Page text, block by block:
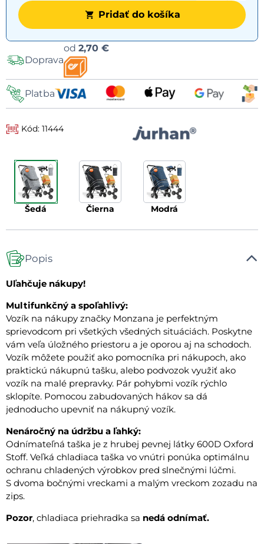
Pridať do košíka
Doprava
od 2,70 €
Platba
Kód: 11444
šedá čierna modrá
Popis
Uľahčuje nákupy!
Multifunkčný a spoľahlivý:
Vozík na nákupy značky Monzana je perfektným
sprievodcom pri všetkých všedných situáciách. Poskytne
vám veľa úložného priestoru a je oporou aj na schodoch.
Vozík môžete použiť ako pomocníka pri nákupoch, ako
praktickú nákupnú tašku, alebo podvozok využiť ako
vozík na malé prepravky. Pár pohybmi vozík rýchlo
sklopíte. Pomocou zabudovaných hákov sa dá
jednoducho upevniť na nákupný vozík.
Nenáročný na údržbu a ľahký:
Odnímateľná taška je z hrubej pevnej látky 600D Oxford
Stoff. Veľká chladiaca taška vo vnútri ponúka optimálnu
ochranu chladených výrobkov pred slnečnými lúčmi.
S dvoma bočnými vreckami a malým vreckom zozadu na
zips.
Pozor, chladiaca priehradka sa nedá odnímať.